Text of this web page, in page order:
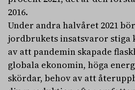
2016.
Under andra halvåret 2021
jordbrukets insatsvaror stiga
av att pandemin skapade
globala ekonomin, höga
skördar, behov av att